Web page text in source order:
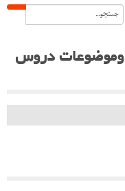
وموضوعات دروس